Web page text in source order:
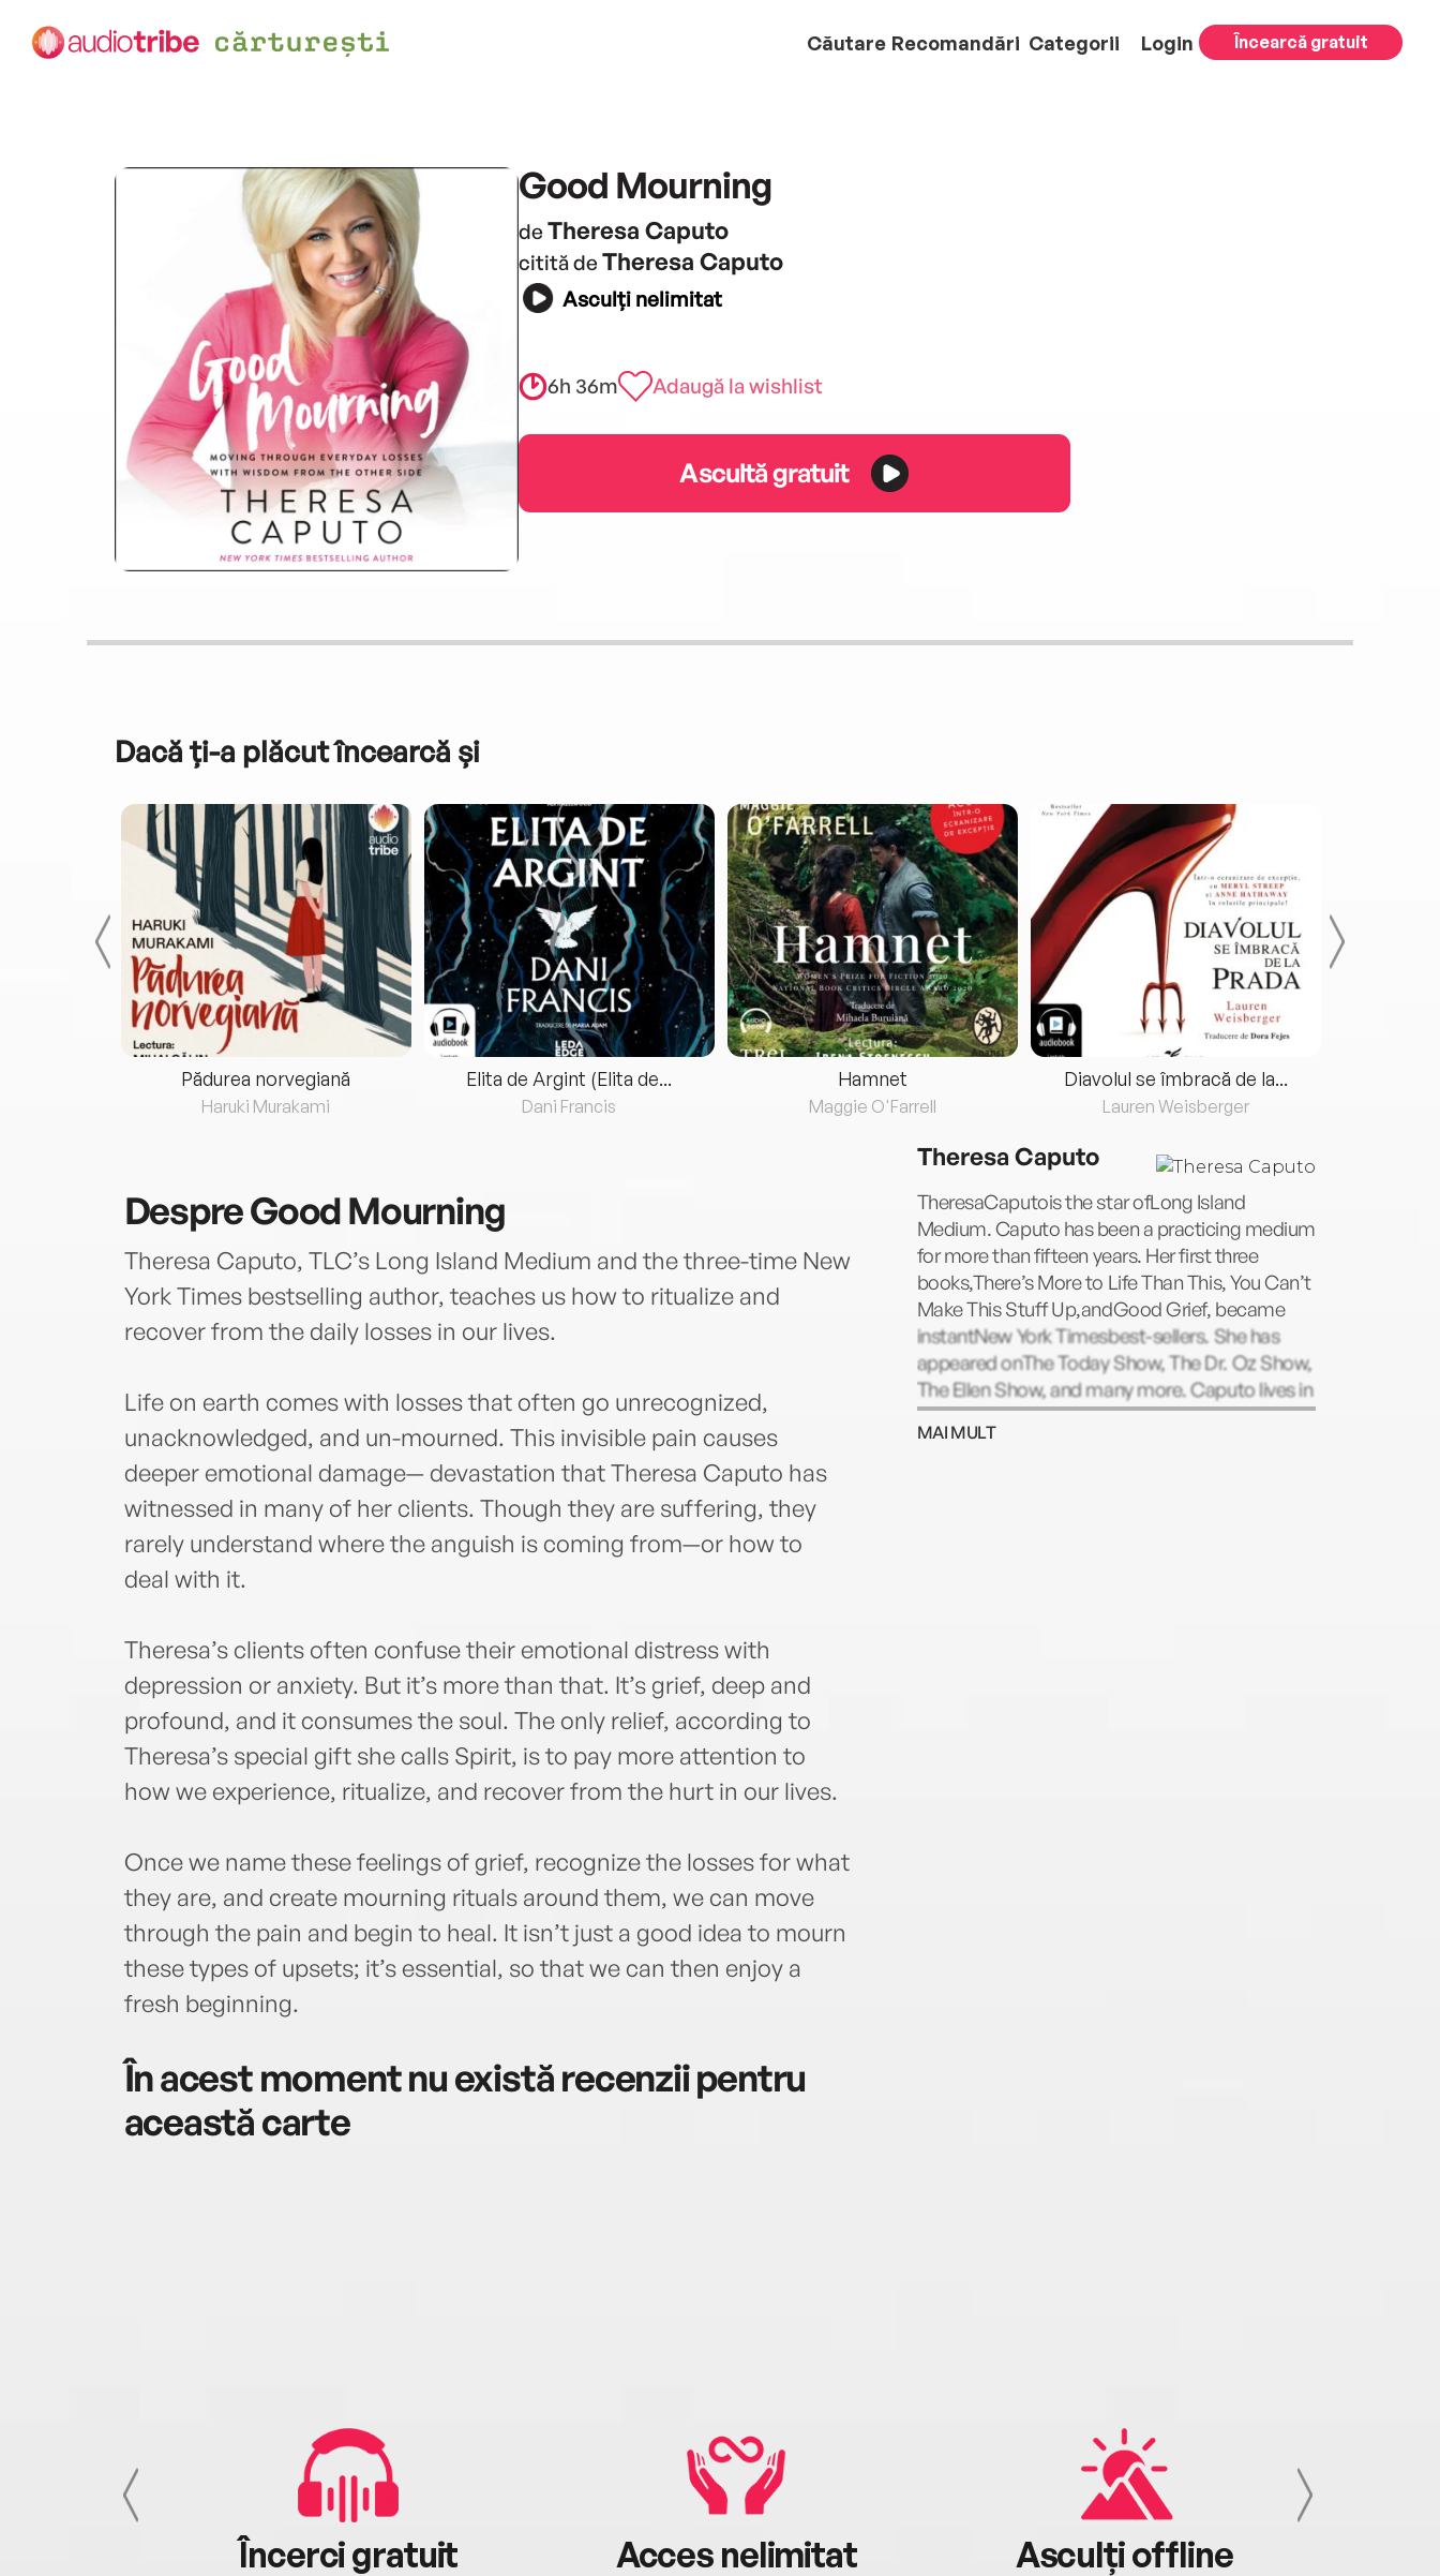
Căutare Recomandări Categorii Login Încearcă gratuit
Good Mourning
de Theresa Caputo
citită de Theresa Caputo
Asculți nelimitat
6h 36m Adaugă la wishlist
Ascultă gratuit
Dacă ți-a plăcut încearcă și
Pădurea norvegiană
Haruki Murakami
Elita de Argint (Elita de...
Dani Francis
Hamnet
Maggie O'Farrell
Diavolul se îmbracă de la...
Lauren Weisberger
DespreGood Mourning
Theresa Caputo, TLC’s Long Island Medium and the three-time New
York Times bestselling author, teaches us how to ritualize and
recover from the daily losses in our lives.
Life on earth comes with losses that often go unrecognized,
unacknowledged, and un-mourned. This invisible pain causes
deeper emotional damage— devastation that Theresa Caputo has
witnessed in many of her clients. Though they are suffering, they
rarely understand where the anguish is coming from—or how to
deal with it.
Theresa’s clients often confuse their emotional distress with
depression or anxiety. But it’s more than that. It’s grief, deep and
profound, and it consumes the soul. The only relief, according to
Theresa’s special gift she calls Spirit, is to pay more attention to
how we experience, ritualize, and recover from the hurt in our lives.
Once we name these feelings of grief, recognize the losses for what
they are, and create mourning rituals around them, we can move
through the pain and begin to heal. It isn’t just a good idea to mourn
these types of upsets; it’s essential, so that we can then enjoy a
fresh beginning.
În acest moment nu există recenzii pentru
această carte
Theresa Caputo
TheresaCaputois the star ofLong Island
Medium. Caputo has been a practicing medium
for more than fifteen years. Her first three
books,There’s More to Life Than This, You Can’t
Make This Stuff Up,andGood Grief, became
instantNew York Timesbest-sellers. She has
appeared onThe Today Show, The Dr. Oz Show,
The Ellen Show, and many more. Caputo lives in
Long Island with her daughter, Victoria.
MAI MULT
Încerci gratuit Acces nelimitat Asculți offline